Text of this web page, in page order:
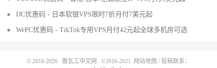
IJC优惠码 - 日本软银VPS限时7折月付7美元起
WePC优惠码 - TikTok专用VPS月付42元起全球多机房可选
© 2010-2026 搬瓦工中文网 ©2016-2021. 网站地图 / 投稿联系：